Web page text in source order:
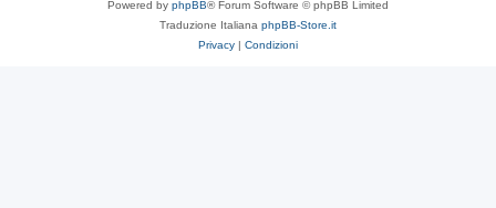
Powered by phpBB® Forum Software © phpBB Limited
Traduzione Italiana phpBB-Store.it
Privacy | Condizioni